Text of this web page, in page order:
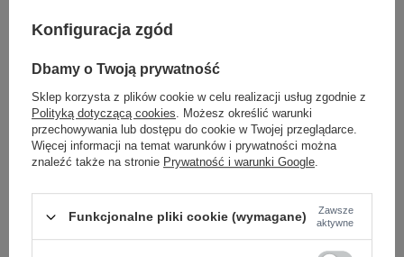
Odzież damska hurtowo online
Internetowa hurtownia damska z plikiem XML/CSV.
Aktualizacja stanów co godzinę.
DROPSHIPPING
Damskie ubrania w dropshippingu
Hurt odzieży damskiej z wysyłką na etykiecie Twojego
sklepu w całej UE. Zero magazynu, zero
Konfiguracja zgód
Dbamy o Twoją prywatność
Sklep korzysta z plików cookie w celu realizacji usług zgodnie z
Polityką dotyczącą cookies. Możesz określić warunki
przechowywania lub dostępu do cookie w Twojej przeglądarce.
Więcej informacji na temat warunków i prywatności można
znaleźć także na stronie Prywatność i warunki Google.
Funkcjonalne pliki cookie (wymagane)
Zawsze
aktywne